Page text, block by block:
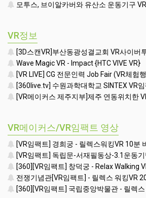
모투스, 브이알카버와 유산소 운동기구 VR 개발사업 관련 전
VR정보
[3D스캔VR]부산동광성결교회 VR사이버투어 3D SCAN VR(3D공
Wave Magic VR - Impact {HTC VIVE VR}
[VR LIVE] CG 전문인력 Job Fair (VR체험행사-VR임팩
[360live.tv] 수원과학대학교 SINTEX VR임팩트 직업체
[VR메이커스 제주지부]제주 연동위치한 VR회사-VR영상촬영제작/VR렌탈
VR메이커스/VR임팩트 영상
[VR임팩트] 경희궁 - 릴렉스워킹VR 10분 버전(4K) VR구축판매[VR영상촬영제작]- VR구축
[VR임팩트] 독립문-서재필동상-3.1운동기념탑-서대문형무소역사관앞 -
[360][VR임팩트] 창덕궁 - Relax Walking VR 17분 버전
전쟁기념관[VR임팩트] - 릴렉스 워킹VR 20분 버전(4K)
[360][VR임팩트] 국립중앙박물관 - 릴렉스 워킹VR 20분 버전